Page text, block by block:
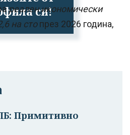
си!
реален икономически
на стопрез 2026 година,
Примитивно